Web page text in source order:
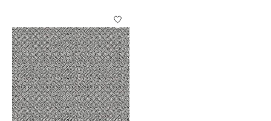
Items van productcarrousel